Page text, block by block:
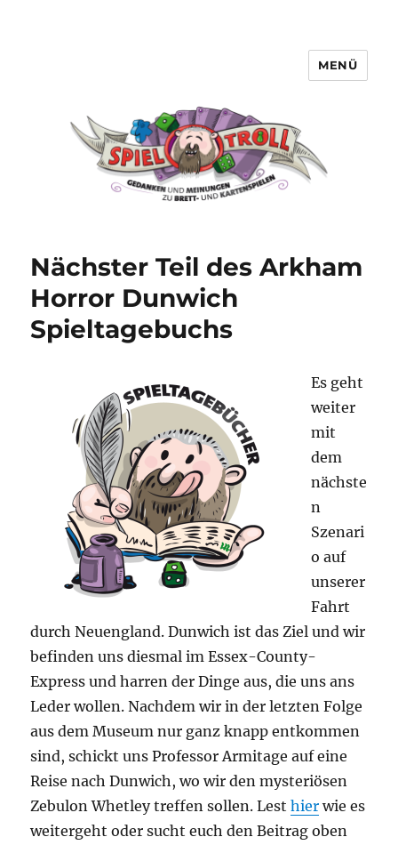
MENÜ
Nächster Teil des Arkham
Horror Dunwich
Spieltagebuchs
Es geht
weiter
mit
dem
nächste
n
Szenari
o auf
unserer
Fahrt
durch Neuengland. Dunwich ist das Ziel und wir
befinden uns diesmal im Essex-County-
Express und harren der Dinge aus, die uns ans
Leder wollen. Nachdem wir in der letzten Folge
aus dem Museum nur ganz knapp entkommen
sind, schickt uns Professor Armitage auf eine
Reise nach Dunwich, wo wir den mysteriösen
Zebulon Whetley treffen sollen. Lesthier wie es
weitergeht oder sucht euch den Beitrag oben